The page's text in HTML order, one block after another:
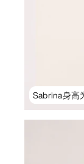
Sabrina身高